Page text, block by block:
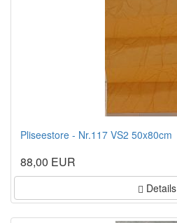
Pliseestore - Nr.117 VS2 50x80cm
88,00 EUR
Details